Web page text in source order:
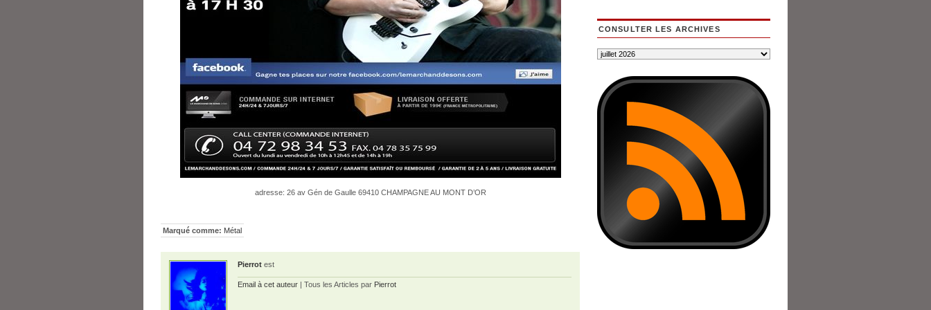
adresse: 26 av Gén de Gaulle 69410 CHAMPAGNE AU MONT D’OR
Marqué comme: Métal
Pierrot est
Email à cet auteur | Tous les Articles par Pierrot
CONSULTER LES ARCHIVES